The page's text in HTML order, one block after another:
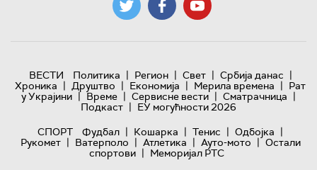
ВЕСТИ Политика | Регион | Свет | Србија данас |
Хроника | Друштво | Економија | Мерила времена | Рат
у Украјини | Време | Сервисне вести | Сматрачница |
Подкаст | ЕУ могућности 2026
СПОРТ
Фудбал | Кошарка | Тенис | Одбојка |
Рукомет | Ватерполо | Атлетика | Ауто-мото | Остали
спортови | Меморијал РТС